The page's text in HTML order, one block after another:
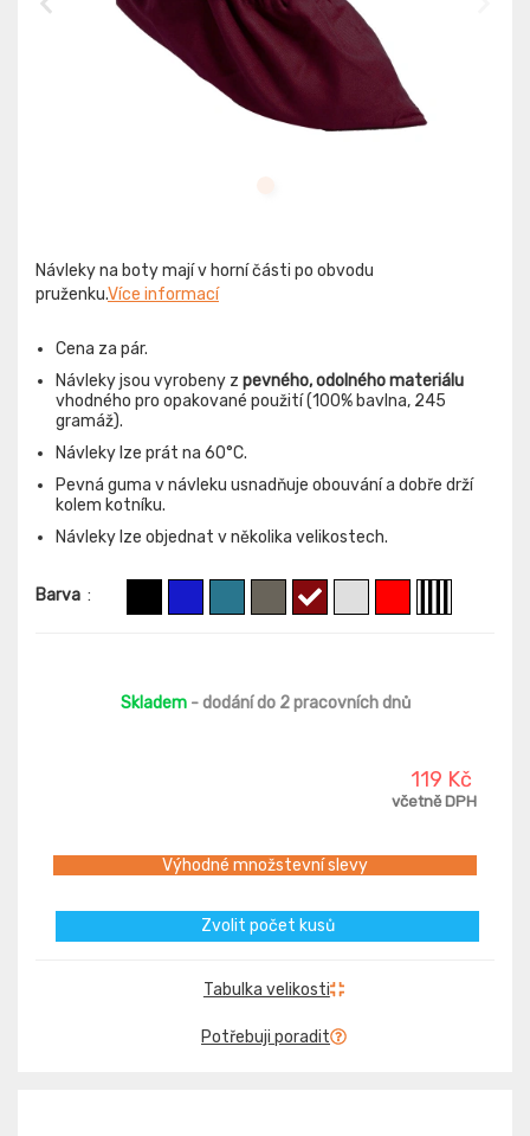
Návleky na boty mají v horní části po obvodu
pruženku.Více informací
Cena za pár.
Návleky jsou vyrobeny z pevného, odolného materiálu
vhodného pro opakované použití (100% bavlna, 245
gramáž).
Návleky lze prát na 60°C.
Pevná guma v návleku usnadňuje obouvání a dobře drží
kolem kotníku.
Návleky lze objednat v několika velikostech.
Barva :
Skladem- dodání do 2 pracovních dnů
119 Kč
včetně DPH
Výhodné množstevní slevy
Zvolit počet kusů
Tabulka velikosti
Potřebuji poradit